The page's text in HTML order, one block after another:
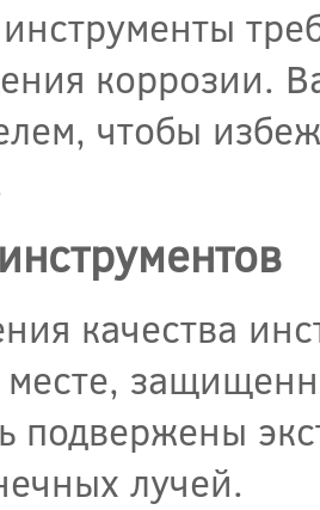
коррозии.
чтобы
качества
подвержены
лучей.